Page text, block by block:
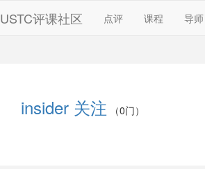
USTC评课社区 点评 课程 导师
insider关注 （0门）